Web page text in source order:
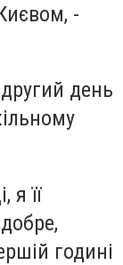
-
день
я її
годині